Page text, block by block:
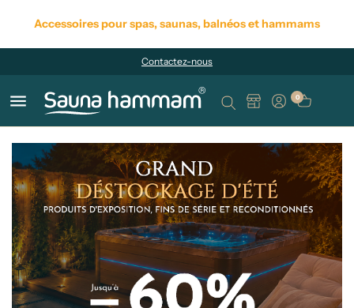
Accessoires pour spas, saunas, balnéos et hammams
Contactez-nous
menu 0